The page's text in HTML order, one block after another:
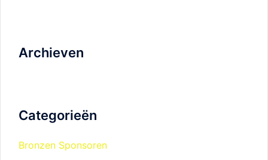
Archieven
Categorieën
Bronzen Sponsoren